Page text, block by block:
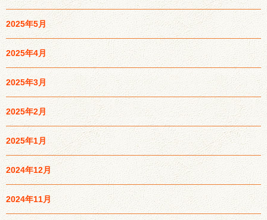
2025年5月
2025年4月
2025年3月
2025年2月
2025年1月
2024年12月
2024年11月